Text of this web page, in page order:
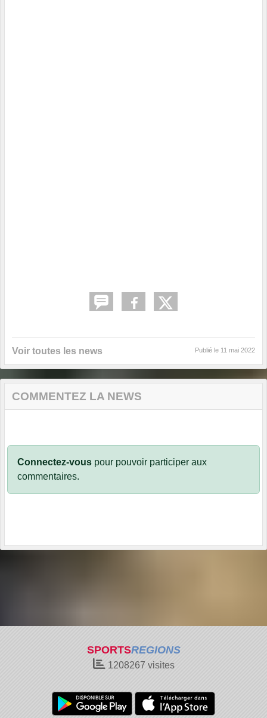
Voir toutes les news Publié le 11 mai 2022
COMMENTEZ LA NEWS
Connectez-vous pour pouvoir participer aux
commentaires.
SPORTSREGIONS
1208267 visites